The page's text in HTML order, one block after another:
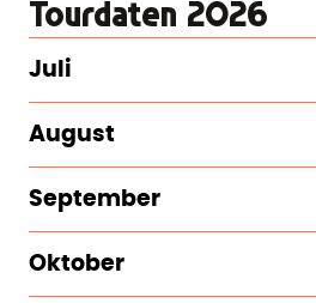
Tourdaten 2026
Juli
August
September
Oktober